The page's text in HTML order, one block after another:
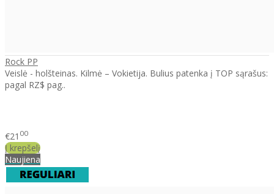
Rock PP
Veislė - holšteinas. Kilmė – Vokietija. Bulius patenka į TOP sąrašus:
pagal RZ$ pag..
€21 00
Į krepšelį
Naujiena